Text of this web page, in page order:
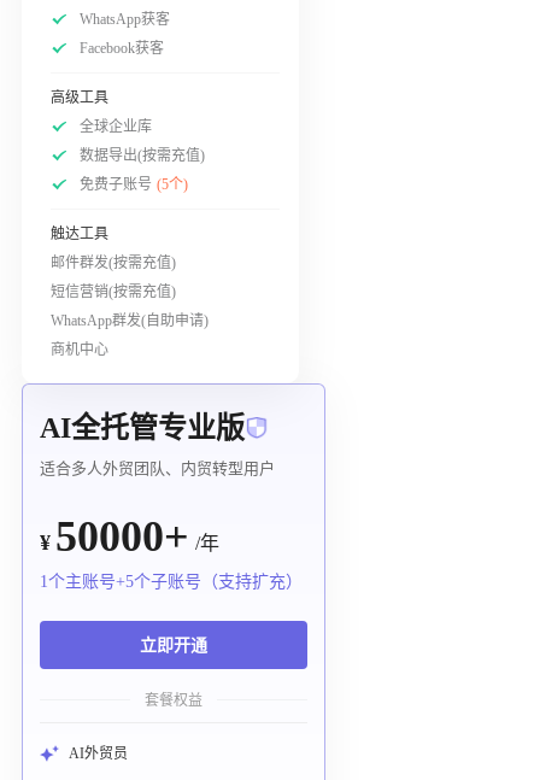
WhatsApp获客
Facebook获客
高级工具
全球企业库
数据导出(按需充值)
免费子账号 (5个)
触达工具
邮件群发(按需充值)
短信营销(按需充值)
WhatsApp群发(自助申请)
商机中心
AI全托管专业版
适合多人外贸团队、内贸转型用户
¥ 50000+ /年
1个主账号+5个子账号（支持扩充）
立即开通
套餐权益
AI外贸员